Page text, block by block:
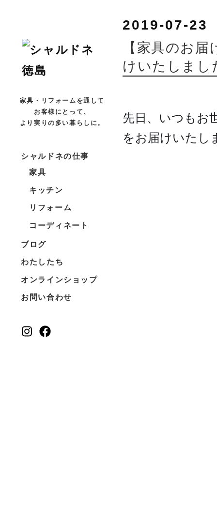
家具・リフォームを通して
お客様にとって、
より実りの多い暮らしに。
シャルドネの仕事
家具
キッチン
リフォーム
コーディネート
ブログ
わたしたち
オンラインショップ
お問い合わせ
2019-07-23
【家具のお
けいたしまし
先日、いつもお
をお届けいたし